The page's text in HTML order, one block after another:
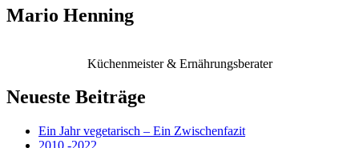
Mario Henning
Küchenmeister & Ernährungsberater
Neueste Beiträge
Ein Jahr vegetarisch – Ein Zwischenfazit